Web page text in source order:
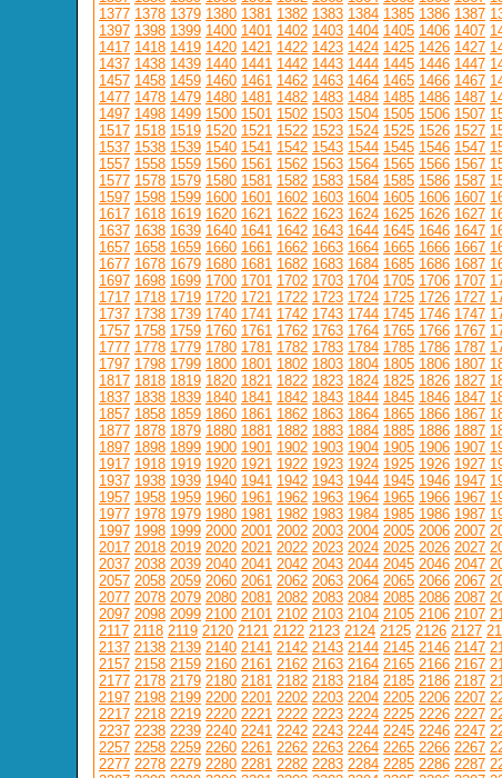
1377 1378 1379 1380 1381 1382 1383 1384 1385 1386 1387
1397 1398 1399 1400 1401 1402 1403 1404 1405 1406 1407
1417 1418 1419 1420 1421 1422 1423 1424 1425 1426 1427
1437 1438 1439 1440 1441 1442 1443 1444 1445 1446 1447
1457 1458 1459 1460 1461 1462 1463 1464 1465 1466 1467
1477 1478 1479 1480 1481 1482 1483 1484 1485 1486 1487
1497 1498 1499 1500 1501 1502 1503 1504 1505 1506 1507
1517 1518 1519 1520 1521 1522 1523 1524 1525 1526 1527
1537 1538 1539 1540 1541 1542 1543 1544 1545 1546 1547
1557 1558 1559 1560 1561 1562 1563 1564 1565 1566 1567
1577 1578 1579 1580 1581 1582 1583 1584 1585 1586 1587
1597 1598 1599 1600 1601 1602 1603 1604 1605 1606 1607
1617 1618 1619 1620 1621 1622 1623 1624 1625 1626 1627
1637 1638 1639 1640 1641 1642 1643 1644 1645 1646 1647
1657 1658 1659 1660 1661 1662 1663 1664 1665 1666 1667
1677 1678 1679 1680 1681 1682 1683 1684 1685 1686 1687
1697 1698 1699 1700 1701 1702 1703 1704 1705 1706 1707
1717 1718 1719 1720 1721 1722 1723 1724 1725 1726 1727
1737 1738 1739 1740 1741 1742 1743 1744 1745 1746 1747
1757 1758 1759 1760 1761 1762 1763 1764 1765 1766 1767
1777 1778 1779 1780 1781 1782 1783 1784 1785 1786 1787
1797 1798 1799 1800 1801 1802 1803 1804 1805 1806 1807
1817 1818 1819 1820 1821 1822 1823 1824 1825 1826 1827
1837 1838 1839 1840 1841 1842 1843 1844 1845 1846 1847
1857 1858 1859 1860 1861 1862 1863 1864 1865 1866 1867
1877 1878 1879 1880 1881 1882 1883 1884 1885 1886 1887
1897 1898 1899 1900 1901 1902 1903 1904 1905 1906 1907
1917 1918 1919 1920 1921 1922 1923 1924 1925 1926 1927
1937 1938 1939 1940 1941 1942 1943 1944 1945 1946 1947
1957 1958 1959 1960 1961 1962 1963 1964 1965 1966 1967
1977 1978 1979 1980 1981 1982 1983 1984 1985 1986 1987
1997 1998 1999 2000 2001 2002 2003 2004 2005 2006 2007
2017 2018 2019 2020 2021 2022 2023 2024 2025 2026 2027
2037 2038 2039 2040 2041 2042 2043 2044 2045 2046 2047
2057 2058 2059 2060 2061 2062 2063 2064 2065 2066 2067
2077 2078 2079 2080 2081 2082 2083 2084 2085 2086 2087
2097 2098 2099 2100 2101 2102 2103 2104 2105 2106 2107
2117 2118 2119 2120 2121 2122 2123 2124 2125 2126 2127
2137 2138 2139 2140 2141 2142 2143 2144 2145 2146 2147
2157 2158 2159 2160 2161 2162 2163 2164 2165 2166 2167
2177 2178 2179 2180 2181 2182 2183 2184 2185 2186 2187
2197 2198 2199 2200 2201 2202 2203 2204 2205 2206 2207
2217 2218 2219 2220 2221 2222 2223 2224 2225 2226 2227
2237 2238 2239 2240 2241 2242 2243 2244 2245 2246 2247
2257 2258 2259 2260 2261 2262 2263 2264 2265 2266 2267
2277 2278 2279 2280 2281 2282 2283 2284 2285 2286 2287